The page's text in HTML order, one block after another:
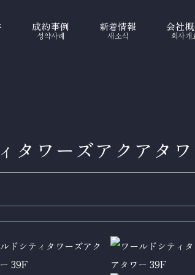
成約事例
성약사례
新着情報
새소식
会社
회사개
タワーズアクアタ